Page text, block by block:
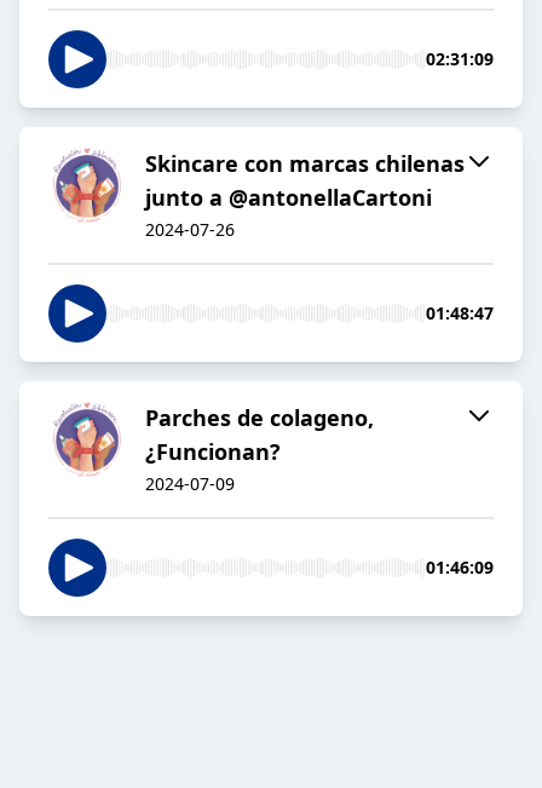
02:31:09
Skincare con marcas chilenas
junto a @antonellaCartoni
2024-07-26
01:48:47
Parches de colageno,
¿Funcionan?
2024-07-09
01:46:09